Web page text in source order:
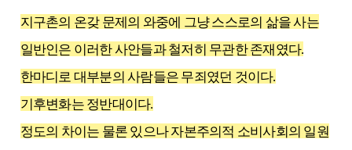
지구촌의 온갖 문제의 와중에 그냥 스스로의 삶을 사는
일반인은 이러한 사안들과 철저히 무관한 존재였다.
한마디로 대부분의 사람들은 무죄였던 것이다.
기후변화는 정반대이다.
정도의 차이는 물론 있으나 자본주의적 소비사회의 일원